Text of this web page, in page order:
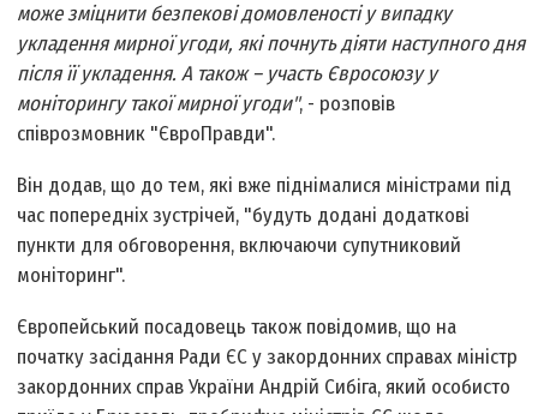
може зміцнити безпекові домовленості у випадку
укладення мирної угоди, які почнуть діяти наступного дня
після її укладення. А також – участь Євросоюзу у
моніторингу такої мирної угоди", - розповів
співрозмовник "ЄвроПравди".
Він додав, що до тем, які вже піднімалися міністрами під
час попередніх зустрічей, "будуть додані додаткові
пункти для обговорення, включаючи супутниковий
моніторинг".
Європейський посадовець також повідомив, що на
початку засідання Ради ЄС у закордонних справах міністр
закордонних справ України Андрій Сибіга, який особисто